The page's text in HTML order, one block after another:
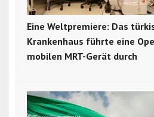
Eine Weltpremiere: Das
Krankenhaus führte eine
mobilen MRT-Gerät durch